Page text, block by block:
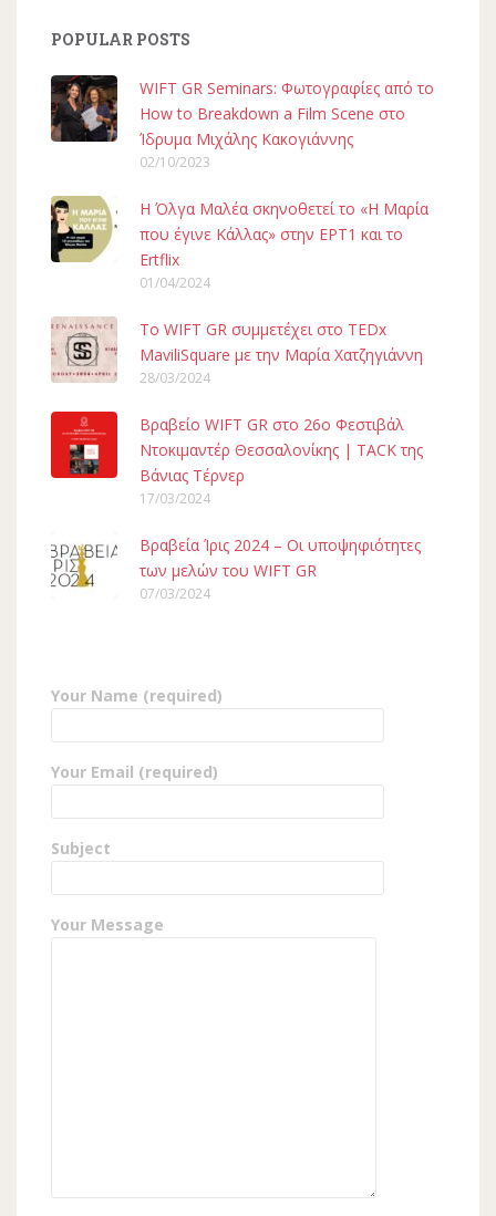
POPULAR POSTS
WIFT GR Seminars: Φωτογραφίες από το
How to Breakdown a Film Scene στο
Ίδρυμα Μιχάλης Κακογιάννης
02/10/2023
H Όλγα Μαλέα σκηνοθετεί το «Η Μαρία
που έγινε Κάλλας» στην ΕΡΤ1 και το
Ertflix
01/04/2024
To WIFT GR συμμετέχει στο TEDx
MaviliSquare με την Μαρία Χατζηγιάννη
28/03/2024
Βραβείο WIFT GR στο 26ο Φεστιβάλ
Ντοκιμαντέρ Θεσσαλονίκης | TACK της
Βάνιας Τέρνερ
17/03/2024
Βραβεία Ίρις 2024 – Οι υποψηφιότητες
των μελών του WIFT GR
07/03/2024
Your Name (required)
Your Email (required)
Subject
Your Message